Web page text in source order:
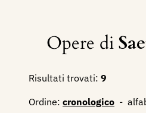
Opere di
Risultati trovati: 9
Ordine: cronologico -